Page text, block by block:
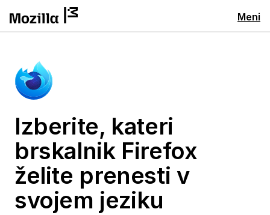
Meni
Izberite, kateri
brskalnik Firefox
želite prenesti v
svojem jeziku